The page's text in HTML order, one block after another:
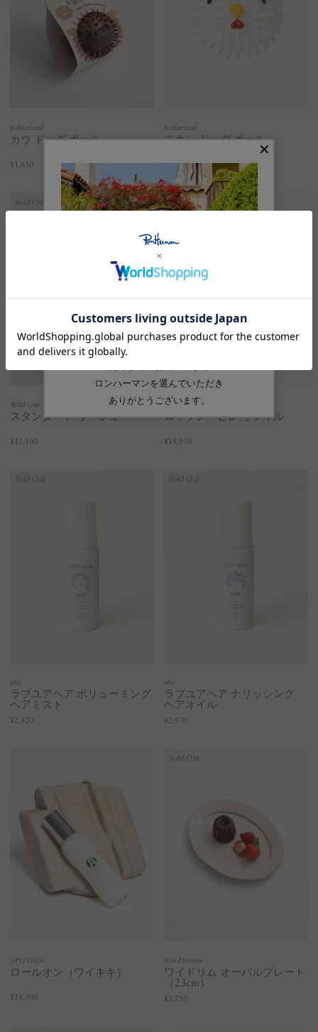
Kikkerland
カウ ドッグ ボール
¥1,650
Kikkerland
チキン ドッグ ボール
¥1,650
Sold Out
Wild One
スタンダード リーシュ
¥12,100
Sold Out
DR. VRANJES
ロッソノービレ リフィル
¥15,950
Sold Out
uka
ラブユアヘア ボリューミング
ヘアミスト
¥2,420
Sold Out
uka
ラブユアヘア ナリッシング
ヘアオイル
¥2,970
APOTHIA
ロールオン（ワイキキ）
¥14,300
Sold Out
Ron Herman
ワイドリム オーバルプレート
（23cm）
¥2,750